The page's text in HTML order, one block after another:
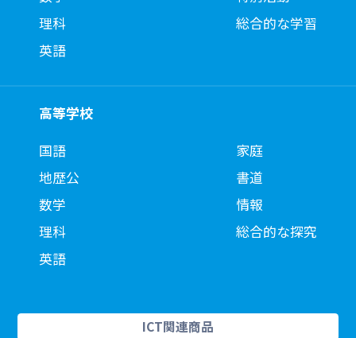
理科
英語
総合的な学習
高等学校
国語
地歴公
数学
理科
英語
家庭
書道
情報
総合的な探究
ICT関連商品